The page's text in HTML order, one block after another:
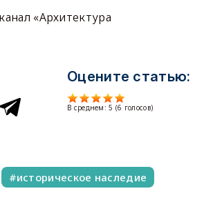
«Архитектура
Оцените статью:
В среднем:5 (6 голосов)
историческое наследие